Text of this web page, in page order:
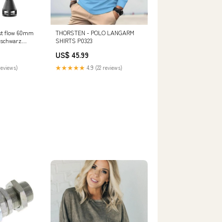
flow 60mm
THORSTEN - POLO LANGARM
SHIRTS P0323
US$ 45.99
★★★★★ 4.9 (22 reviews)